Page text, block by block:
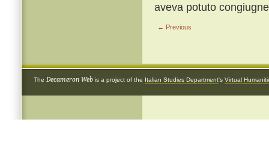
aveva potuto
← Previous
The Decameron Web is a project of the Italian Studies Department's Virtual